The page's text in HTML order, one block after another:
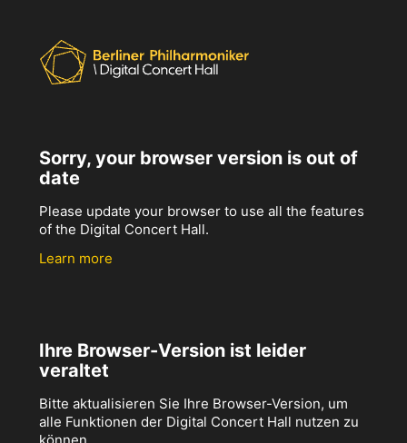
Sorry, your browser version is out of
date
Please update your browser to use all the features
of the Digital Concert Hall.
Learn more
Ihre Browser-Version ist leider
veraltet
Bitte aktualisieren Sie Ihre Browser-Version, um
alle Funktionen der Digital Concert Hall nutzen zu